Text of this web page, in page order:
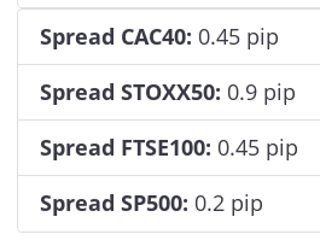
Spread CAC40: 0.45 pip
Spread STOXX50: 0.9 pip
Spread FTSE100: 0.45 pip
Spread SP500: 0.2 pip